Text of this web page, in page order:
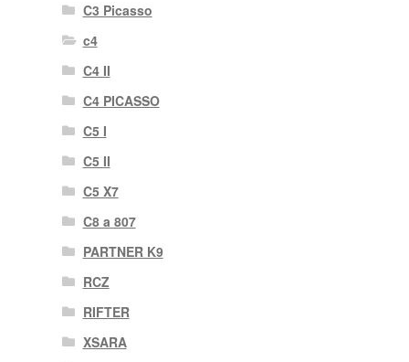
C3 Picasso
c4
C4 II
C4 PICASSO
C5 I
C5 II
C5 X7
C8 a 807
PARTNER K9
RCZ
RIFTER
XSARA